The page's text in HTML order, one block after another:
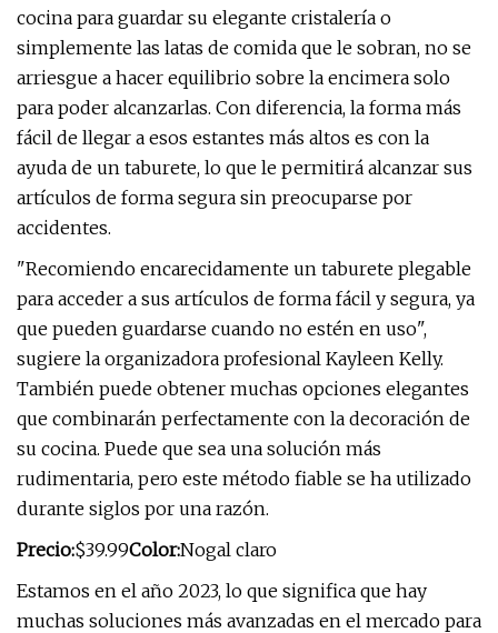
cocina para guardar su elegante cristalería o
simplemente las latas de comida que le sobran, no se
arriesgue a hacer equilibrio sobre la encimera solo
para poder alcanzarlas. Con diferencia, la forma más
fácil de llegar a esos estantes más altos es con la
ayuda de un taburete, lo que le permitirá alcanzar sus
artículos de forma segura sin preocuparse por
accidentes.
"Recomiendo encarecidamente un taburete plegable
para acceder a sus artículos de forma fácil y segura, ya
que pueden guardarse cuando no estén en uso",
sugiere la organizadora profesional Kayleen Kelly.
También puede obtener muchas opciones elegantes
que combinarán perfectamente con la decoración de
su cocina. Puede que sea una solución más
rudimentaria, pero este método fiable se ha utilizado
durante siglos por una razón.
Precio:$39.99Color:Nogal claro
Estamos en el año 2023, lo que significa que hay
muchas soluciones más avanzadas en el mercado para